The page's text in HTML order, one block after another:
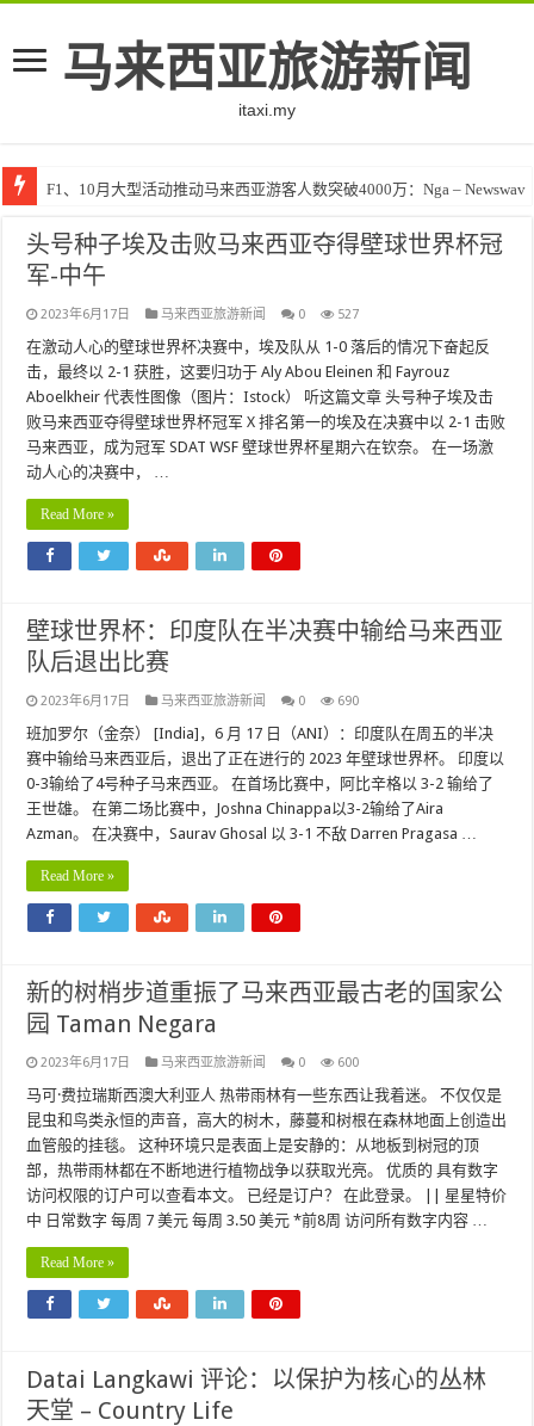
马来西亚旅游新闻
itaxi.my
F1、10月大型活动推动马来西亚游客人数突破4000万：Nga – Newswav
头号种子埃及击败马来西亚夺得壁球世界杯冠
军-中午
2023年6月17日 马来西亚旅游新闻 0 527
在激动人心的壁球世界杯决赛中，埃及队从 1-0 落后的情况下奋起反
击，最终以 2-1 获胜，这要归功于 Aly Abou Eleinen 和 Fayrouz
Aboelkheir 代表性图像（图片：Istock） 听这篇文章 头号种子埃及击
败马来西亚夺得壁球世界杯冠军 X 排名第一的埃及在决赛中以 2-1 击败
马来西亚，成为冠军 SDAT WSF 壁球世界杯星期六在钦奈。 在一场激
动人心的决赛中， …
Read More »
壁球世界杯：印度队在半决赛中输给马来西亚
队后退出比赛
2023年6月17日 马来西亚旅游新闻 0 690
班加罗尔（金奈） [India]，6 月 17 日（ANI）：印度队在周五的半决
赛中输给马来西亚后，退出了正在进行的 2023 年壁球世界杯。 印度以
0-3输给了4号种子马来西亚。 在首场比赛中，阿比辛格以 3-2 输给了
王世雄。 在第二场比赛中，Joshna Chinappa以3-2输给了Aira
Azman。 在决赛中，Saurav Ghosal 以 3-1 不敌 Darren Pragasa …
Read More »
新的树梢步道重振了马来西亚最古老的国家公
园 Taman Negara
2023年6月17日 马来西亚旅游新闻 0 600
马可·费拉瑞斯西澳大利亚人 热带雨林有一些东西让我着迷。 不仅仅是
昆虫和鸟类永恒的声音，高大的树木，藤蔓和树根在森林地面上创造出
血管般的挂毯。 这种环境只是表面上是安静的：从地板到树冠的顶
部，热带雨林都在不断地进行植物战争以获取光亮。 优质的 具有数字
访问权限的订户可以查看本文。 已经是订户？ 在此登录。 || 星星特价
中 日常数字 每周 7 美元 每周 3.50 美元 *前8周 访问所有数字内容 …
Read More »
Datai Langkawi 评论：以保护为核心的丛林
天堂 – Country Life